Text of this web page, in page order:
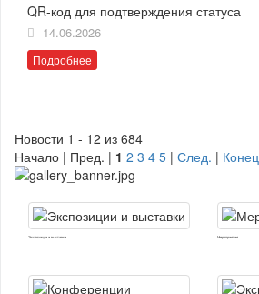
QR-код для подтверждения статуса
14.06.2026
Подробнее
Новости 1 - 12 из 684
Начало | Пред. | 1 2 3 4 5 | След. | Конец
Экспозиции и выставки Мероприятия